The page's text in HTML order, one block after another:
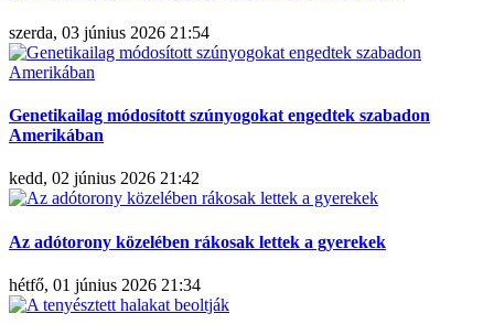
szerda, 03 június 2026 21:54
Genetikailag módosított szúnyogokat engedtek szabadon
Amerikában
kedd, 02 június 2026 21:42
Az adótorony közelében rákosak lettek a gyerekek
hétfő, 01 június 2026 21:34